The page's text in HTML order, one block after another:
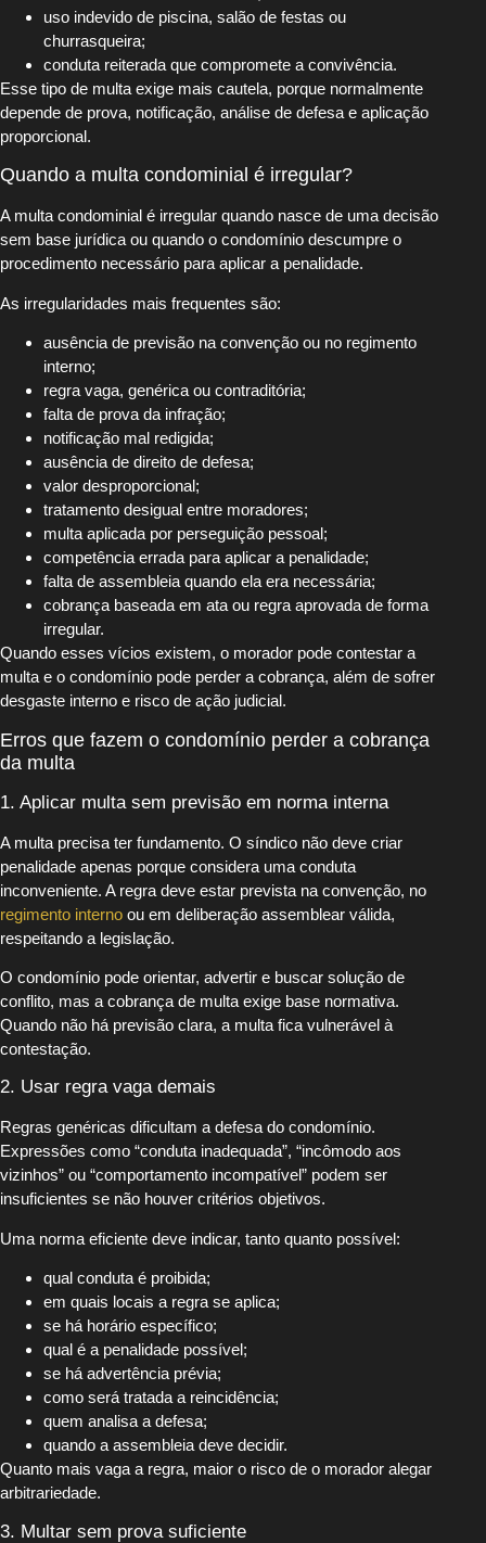
uso indevido de piscina, salão de festas ou
churrasqueira;
conduta reiterada que compromete a convivência.
Esse tipo de multa exige mais cautela, porque normalmente
depende de prova, notificação, análise de defesa e aplicação
proporcional.
Quando a multa condominial é irregular?
A multa condominial é irregular quando nasce de uma decisão
sem base jurídica ou quando o condomínio descumpre o
procedimento necessário para aplicar a penalidade.
As irregularidades mais frequentes são:
ausência de previsão na convenção ou no regimento
interno;
regra vaga, genérica ou contraditória;
falta de prova da infração;
notificação mal redigida;
ausência de direito de defesa;
valor desproporcional;
tratamento desigual entre moradores;
multa aplicada por perseguição pessoal;
competência errada para aplicar a penalidade;
falta de assembleia quando ela era necessária;
cobrança baseada em ata ou regra aprovada de forma
irregular.
Quando esses vícios existem, o morador pode contestar a
multa e o condomínio pode perder a cobrança, além de sofrer
desgaste interno e risco de ação judicial.
Erros que fazem o condomínio perder a cobrança
da multa
1. Aplicar multa sem previsão em norma interna
A multa precisa ter fundamento. O síndico não deve criar
penalidade apenas porque considera uma conduta
inconveniente. A regra deve estar prevista na convenção, no
regimento interno ou em deliberação assemblear válida,
respeitando a legislação.
O condomínio pode orientar, advertir e buscar solução de
conflito, mas a cobrança de multa exige base normativa.
Quando não há previsão clara, a multa fica vulnerável à
contestação.
2. Usar regra vaga demais
Regras genéricas dificultam a defesa do condomínio.
Expressões como “conduta inadequada”, “incômodo aos
vizinhos” ou “comportamento incompatível” podem ser
insuficientes se não houver critérios objetivos.
Uma norma eficiente deve indicar, tanto quanto possível:
qual conduta é proibida;
em quais locais a regra se aplica;
se há horário específico;
qual é a penalidade possível;
se há advertência prévia;
como será tratada a reincidência;
quem analisa a defesa;
quando a assembleia deve decidir.
Quanto mais vaga a regra, maior o risco de o morador alegar
arbitrariedade.
3. Multar sem prova suficiente